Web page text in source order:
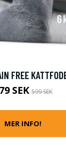
FREE
SEK599 SEK
MER INFO!